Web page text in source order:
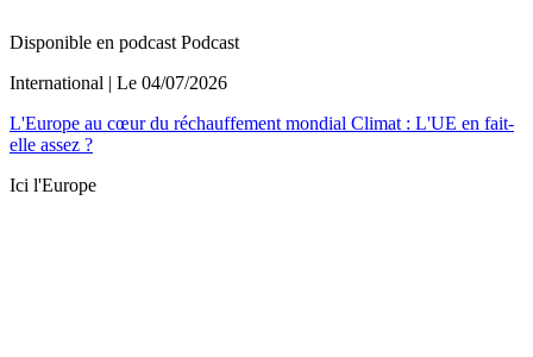
Disponible en podcast Podcast
International | Le 04/07/2026
L'Europe au cœur du réchauffement mondial Climat : L'UE en fait-
elle assez ?
Ici l'Europe